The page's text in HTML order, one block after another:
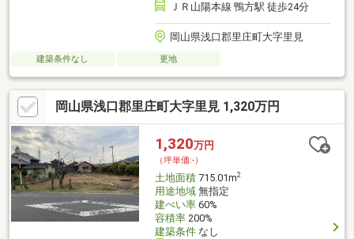
ＪＲ山陽本線 鴨方駅 徒歩24分
岡山県浅口郡里庄町大字里見
建築条件なし 更地
岡山県浅口郡里庄町大字里見 1,320万円
1,320万円
（坪単価:-）
土地面積715.01m2
用途地域無指定
建ぺい率60%
容積率200%
建築条件なし